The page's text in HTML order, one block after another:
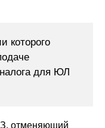
которого
налога для ЮЛ
отменяющий